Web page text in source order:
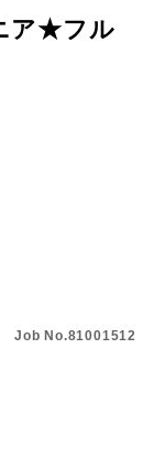
ア★フル
Job No.81001512